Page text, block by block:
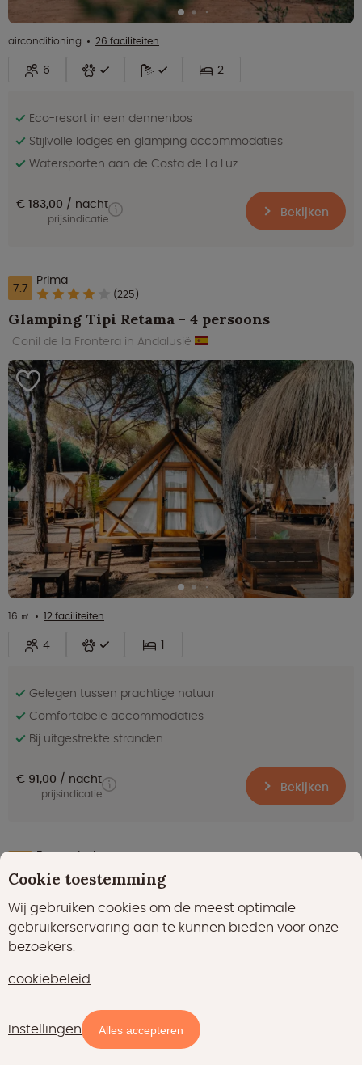
Kaart
airconditioning 26 faciliteiten
6 2
Eco-resort in een dennenbos
Stijlvolle lodges en glamping accommodaties
Watersporten aan de Costa de La Luz
€ 183,00 nacht
prijsindicatie Bekijken
7.7 Prima
(225)
Glamping Tipi Retama - 4 persoons
Conil de la Frontera in Andalusië
16 ㎡ 12 faciliteiten
4 1
Gelegen tussen prachtige natuur
Comfortabele accommodaties
Bij uitgestrekte stranden
€ 91,00 nacht
prijsindicatie Bekijken
Fantastisch
Lodge Family Plus - 5 persoons
Cádiz in Andalusië
Cookie toestemming
Wij gebruiken cookies om de meest optimale
gebruikerservaring aan te kunnen bieden voor onze
bezoekers.
cookiebeleid
Instellingen Alles accepteren